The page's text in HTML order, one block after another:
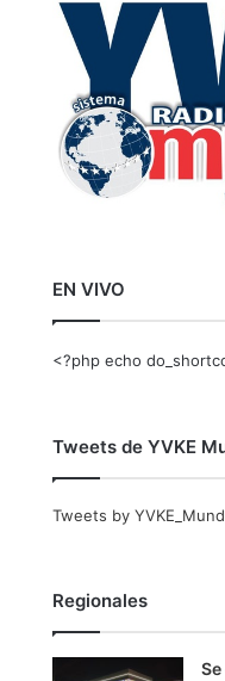
EN VIVO
<?php echo
Tweets de YVKE
Tweets by
Regionales